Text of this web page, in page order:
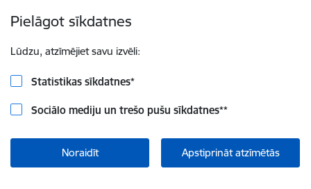
Pielāgot sīkdatnes
Lūdzu, atzīmējiet savu izvēli:
Statistikas sīkdatnes*
Sociālo mediju un trešo pušu sīkdatnes**
Noraidīt Apstiprināt atzīmētās